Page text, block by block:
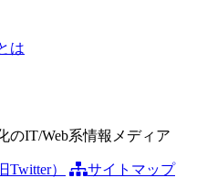
は
のIT/Web系情報メディア
Twitter） サイトマップ